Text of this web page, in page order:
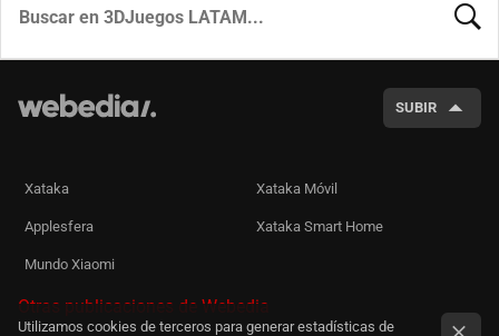
SUBIR
Xataka Xataka Móvil
Applesfera Xataka Smart Home
Mundo Xiaomi
Otras publicaciones de Webedia
Utilizamos cookies de terceros para generar estadísticas de